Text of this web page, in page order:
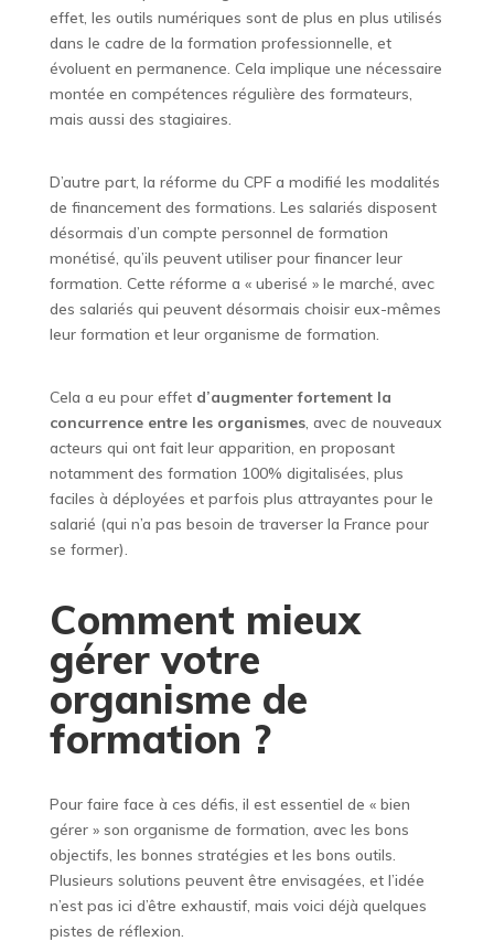
effet, les outils numériques sont de plus en plus utilisés
dans le cadre de la formation professionnelle, et
évoluent en permanence. Cela implique une nécessaire
montée en compétences régulière des formateurs,
mais aussi des stagiaires.
D’autre part, la réforme du CPF a modifié les modalités
de financement des formations. Les salariés disposent
désormais d’un compte personnel de formation
monétisé, qu’ils peuvent utiliser pour financer leur
formation. Cette réforme a « uberisé » le marché, avec
des salariés qui peuvent désormais choisir eux-mêmes
leur formation et leur organisme de formation.
Cela a eu pour effet d’augmenter fortement la
concurrence entre les organismes, avec de nouveaux
acteurs qui ont fait leur apparition, en proposant
notamment des formation 100% digitalisées, plus
faciles à déployées et parfois plus attrayantes pour le
salarié (qui n’a pas besoin de traverser la France pour
se former).
Comment mieux
gérer votre
organisme de
formation ?
Pour faire face à ces défis, il est essentiel de « bien
gérer » son organisme de formation, avec les bons
objectifs, les bonnes stratégies et les bons outils.
Plusieurs solutions peuvent être envisagées, et l’idée
n’est pas ici d’être exhaustif, mais voici déjà quelques
pistes de réflexion.